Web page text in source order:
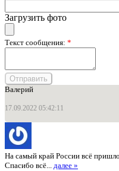
Загрузить фото
Текст сообщения: *
Валерий
17.09.2022 05:42:11
На самый край России всё
Спасибо всё... далее »